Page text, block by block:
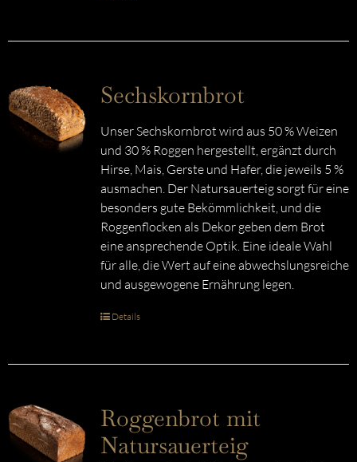
Sechskornbrot
Unser Sechskornbrot wird aus 50 % Weizen
und 30 % Roggen hergestellt, ergänzt durch
Hirse, Mais, Gerste und Hafer, die jeweils 5 %
ausmachen. Der Natursauerteig sorgt für eine
besonders gute Bekömmlichkeit, und die
Roggenflocken als Dekor geben dem Brot
eine ansprechende Optik. Eine ideale Wahl
für alle, die Wert auf eine abwechslungsreiche
und ausgewogene Ernährung legen.
Details
Roggenbrot mit
Natursauerteig